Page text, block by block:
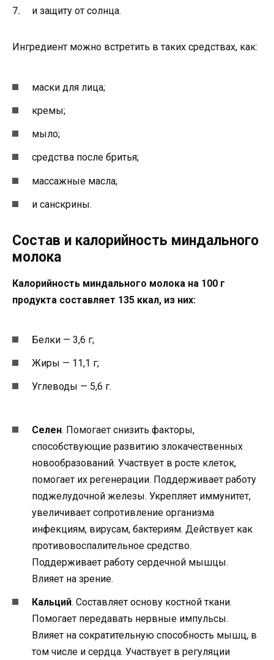
и защиту от солнца.
Ингредиент можно встретить в таких средствах, как:
маски для лица;
кремы;
мыло;
средства после бритья;
массажные масла;
и санскрины.
Состав и калорийность миндального
молока
Калорийность миндального молока на 100 г
продукта составляет 135 ккал, из них:
Белки — 3,6 г;
Жиры — 11,1 г;
Углеводы — 5,6 г.
Селен. Помогает снизить факторы,
способствующие развитию злокачественных
новообразований. Участвует в росте клеток,
помогает их регенерации. Поддерживает работу
поджелудочной железы. Укрепляет иммунитет,
увеличивает сопротивление организма
инфекциям, вирусам, бактериям. Действует как
противовоспалительное средство.
Поддерживает работу сердечной мышцы.
Влияет на зрение.
Кальций. Составляет основу костной ткани.
Помогает передавать нервные импульсы.
Влияет на сократительную способность мышц, в
том числе и сердца. Участвует в регуляции